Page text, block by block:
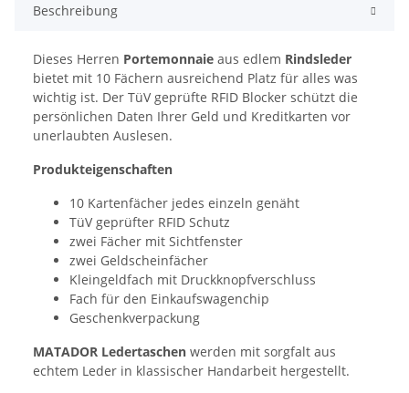
Beschreibung
Dieses Herren Portemonnaie aus edlem Rindsleder
bietet mit 10 Fächern ausreichend Platz für alles was
wichtig ist. Der TüV geprüfte RFID Blocker schützt die
persönlichen Daten Ihrer Geld und Kreditkarten vor
unerlaubten Auslesen.
Produkteigenschaften
10 Kartenfächer jedes einzeln genäht
TüV geprüfter RFID Schutz
zwei Fächer mit Sichtfenster
zwei Geldscheinfächer
Kleingeldfach mit Druckknopfverschluss
Fach für den Einkaufswagenchip
Geschenkverpackung
MATADOR Ledertaschen werden mit sorgfalt aus
echtem Leder in klassischer Handarbeit hergestellt.